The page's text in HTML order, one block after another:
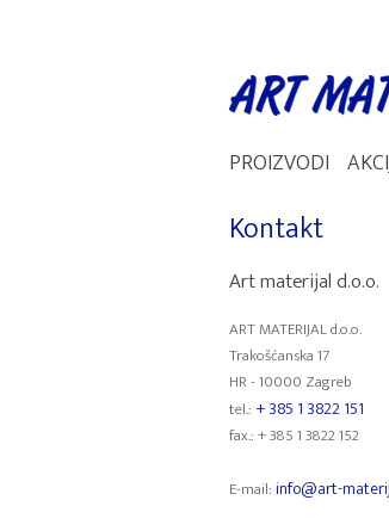
PROIZVODI
Kontakt
Art materijal d.o.o.
ART MATERIJAL d.o.o.
Trakošćanska 17
HR - 10000 Zagreb
tel.: + 385 1 3822 151
fax.: + 385 1 3822 152
E-mail:info@art-